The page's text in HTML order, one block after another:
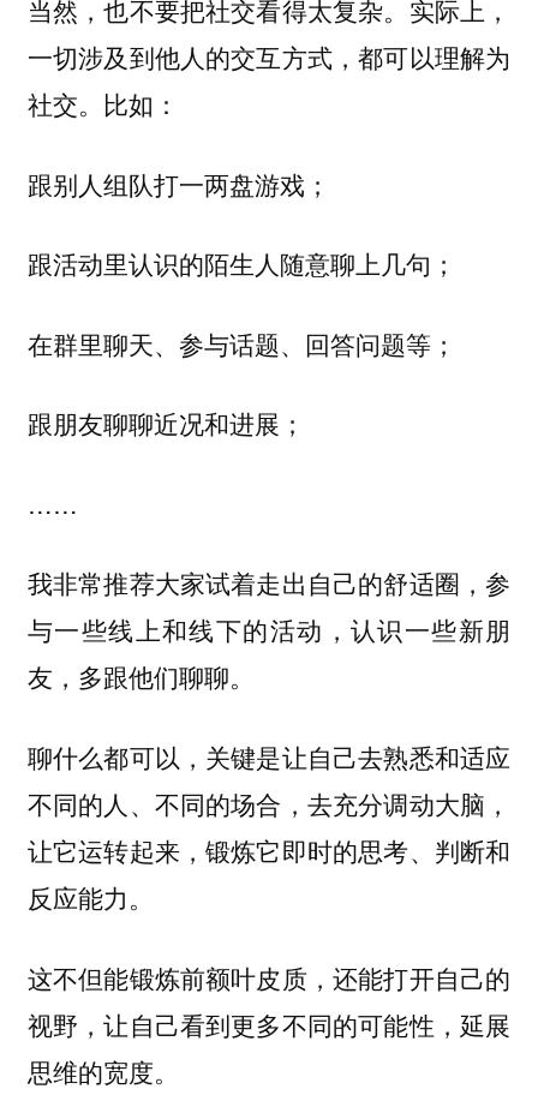
当然，也不要把社交看得太复杂。实际上，
一切涉及到他人的交互方式，都可以理解为
社交。比如：
跟别人组队打一两盘游戏；
跟活动里认识的陌生人随意聊上几句；
在群里聊天、参与话题、回答问题等；
跟朋友聊聊近况和进展；
……
我非常推荐大家试着走出自己的舒适圈，参
与一些线上和线下的活动，认识一些新朋
友，多跟他们聊聊。
聊什么都可以，关键是让自己去熟悉和适应
不同的人、不同的场合，去充分调动大脑，
让它运转起来，锻炼它即时的思考、判断和
反应能力。
这不但能锻炼前额叶皮质，还能打开自己的
视野，让自己看到更多不同的可能性，延展
思维的宽度。